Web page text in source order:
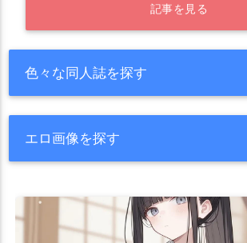
記事を見る
色々な同人誌を探す
エロ画像を探す